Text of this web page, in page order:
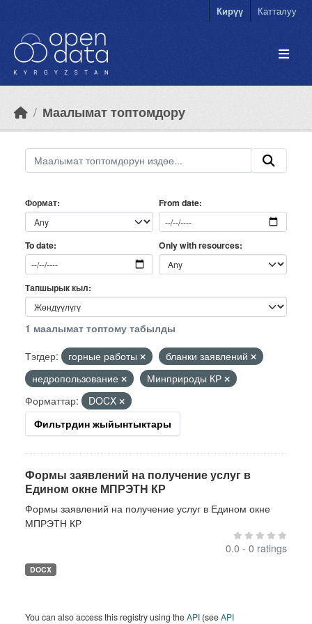
Кирүү Катталуу
Маалымат топтомдору
Формат From date
To date Only with resources
Тапшырык кыл
1 маалымат топтому табылды
Тэгдер:
горные работы
бланки заявлений
недропользование
Минприроды КР
Форматтар:
DOCX
Фильтрдин жыйынтыктары
Формы заявлений на получение услуг в
Едином окне МПРЭТН КР
Формы заявлений на получение услуг в Едином окне
МПРЭТН КР
0.0 - 0 ratings
DOCX
You can also access this registry using theAPI (seeAPI